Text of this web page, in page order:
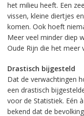
het milieu heeft. Een
vissen, kleine diertjes
komen. Ook hoeft
Meer veel minder diep
Oude Rijn die het meer
Drastisch bijgesteld
Dat de verwachtingen
een drastisch
voor de Statistiek. Eén
bekend dat de